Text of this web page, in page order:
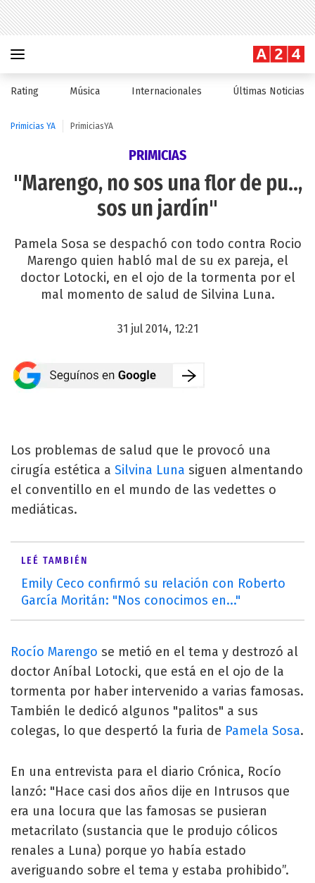
Rating Música Internacionales Últimas Noticias
Primicias YA PrimiciasYA
PRIMICIAS
"Marengo, no sos una flor de pu..,
sos un jardín"
Pamela Sosa se despachó con todo contra Rocio
Marengo quien habló mal de su ex pareja, el
doctor Lotocki, en el ojo de la tormenta por el
mal momento de salud de Silvina Luna.
31 jul 2014, 12:21
Los problemas de salud que le provocó una
cirugía estética a Silvina Luna siguen almentando
el conventillo en el mundo de las vedettes o
mediáticas.
LEÉ TAMBIÉN
Emily Ceco confirmó su relación con Roberto
García Moritán: "Nos conocimos en..."
Rocío Marengo se metió en el tema y destrozó al
doctor Aníbal Lotocki, que está en el ojo de la
tormenta por haber intervenido a varias famosas.
También le dedicó algunos "palitos" a sus
colegas, lo que despertó la furia de Pamela Sosa.
En una entrevista para el diario Crónica, Rocío
lanzó: "Hace casi dos años dije en Intrusos que
era una locura que las famosas se pusieran
metacrilato (sustancia que le produjo cólicos
renales a Luna) porque yo había estado
averiguando sobre el tema y estaba prohibido”.